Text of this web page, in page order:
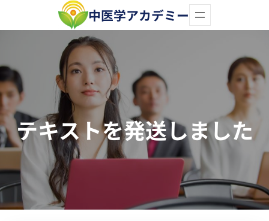
容
ス
キ
ッ
プ
中医学アカデミー
テキストを発送しました